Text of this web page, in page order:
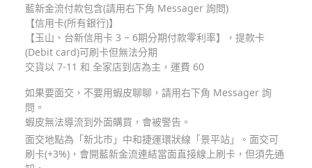
藍新金流付款包含(請用右下角 Messager 詢問)
【信用卡(所有銀行)】
【玉山、台新信用卡 3 ~ 6期分期付款零利率】，提款卡
(Debit card)可刷卡但無法分期
交貨以 7-11 和 全家店到店為主，運費 60
如果要面交，不要用蝦皮聊聊，請用右下角 Messager 詢
問。
蝦皮無法導流到外面購買，會被警告。
面交地點為「新北市」中和捷運環狀線「景平站」。面交可
刷卡(+3%)，會開藍新金流連結當面直接線上刷卡，但須先通